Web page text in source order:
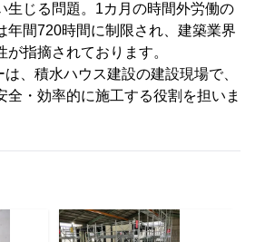
生じる問題。1カ月の時間外労働の
年間720時間に制限され、建築業界
指摘されております。
、積水ハウス建設の建設現場で、
全・効率的に施工する役割を担いま